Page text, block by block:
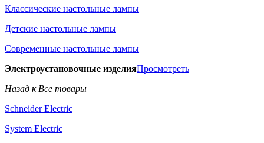
Классические настольные лампы
Детские настольные лампы
Современные настольные лампы
Электроустановочные изделияПросмотреть
Назад к Все товары
Schneider Electric
System Electric